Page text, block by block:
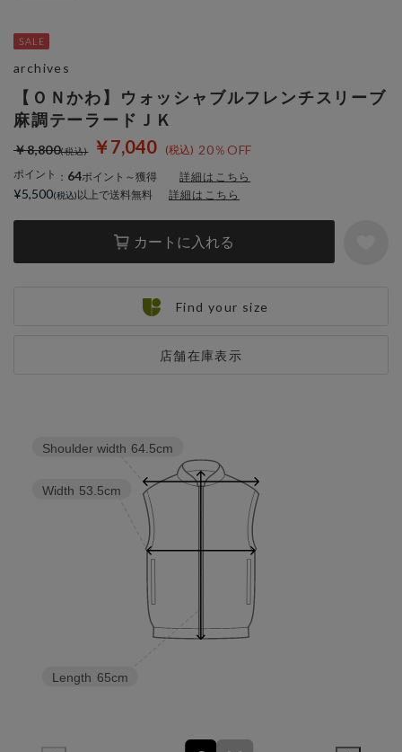
【ＯＮかわ】ウォッシャブルフレンチスリーブ
麻調テーラードＪＫ
￥7,040 20％OFF
￥8,800
ポイント ： 64ポイント～獲得 詳細はこちら
カートに入れる
店舗在庫表示
archives
¥5,500 以上で送料無料 詳細はこちら
Find your size
Length 65cm
Width 53.5cm
Shoulder width 64.5cm